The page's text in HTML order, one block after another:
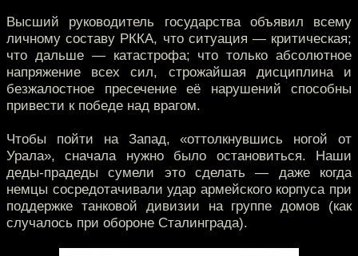
Высший руководитель государства объявил всему
личному составу РККА, что ситуация — критическая;
что дальше — катастрофа; что только абсолютное
напряжение всех сил, строжайшая дисциплина и
безжалостное пресечение её нарушений способны
привести к победе над врагом.
Чтобы пойти на Запад, «оттолкнувшись ногой от
Урала», сначала нужно было остановиться. Наши
деды-прадеды сумели это сделать — даже когда
немцы сосредотачивали удар армейского корпуса при
поддержке танковой дивизии на группе домов (как
случалось при обороне Сталинграда).